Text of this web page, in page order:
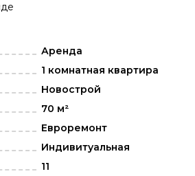
Аренда
1 комнатная квартира
Новострой
70 м²
Eвроремонт
Индивитуальная
11